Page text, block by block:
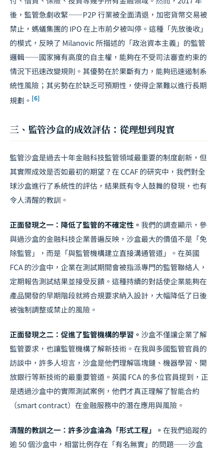
後，監管急劇收緊——P2P 行業被全面清退，加密貨幣交易被
禁止，螞蟻集團的 IPO 在上市前夕被叫停。這種「先放後收」
的模式，反映了 Milanovic 所描述的「政治資本主義」的監管
邏輯——國家擁有高度的自主權，能夠在不受司法審查約束的
情況下迅速改變規則。其優勢在於果斷有力，能夠迅速遏制系
統性風險；其劣勢在於缺乏可預期性，使得企業難以進行長期
規劃。 [6]
三、監管沙盒的成效評估：從理想到現實
監管沙盒是過去十年金融科技監管領域最重要的制度創新，但
其實際成效是否如最初的期望？在 CCAF 的研究中，我們對全
球沙盒進行了系統性的評估，結果既有令人鼓舞的發現，也有
令人清醒的教訓。
正面發現之一：降低了監管的不確定性。 我們的調查顯示，參
與過沙盒的金融科技企業普遍反映，沙盒最大的價值不是「免
除監管」，而是「與監管機構建立直接溝通管道」。在英國
FCA 的沙盒中，企業在測試期間會被指派專門的監管聯絡人，
定期報告測試結果並接受反饋。這種持續的對話使企業能夠在
產品開發的早期階段就將合規要求納入設計，大幅降低了日後
被強制調整或禁止的風險。
正面發現之二：促進了監管機構的學習。 沙盒不僅讓企業了解
監管要求，也讓監管機構了解新技術。在我與多國監管官員的
訪談中，許多人坦言，沙盒是他們理解區塊鏈、機器學習、開
放銀行等新技術的最重要管道。英國 FCA 的多位官員提到，正
是透過沙盒中的實際測試案例，他們才真正理解了智能合約
（smart contract）在金融服務中的潛在應用與風險。
清醒的教訓之一：許多沙盒淪為「形式工程」。 在我們追蹤的
逾 50 個沙盒中，相當比例存在「有名無實」的問題——沙盒